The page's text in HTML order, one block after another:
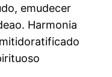
emudecer
Harmonia